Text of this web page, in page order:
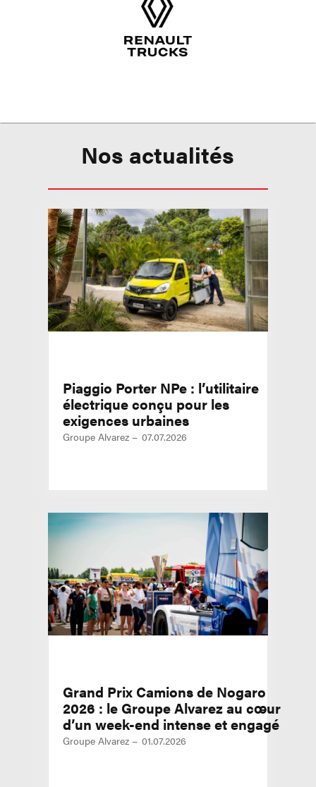
Nos actualités
Piaggio Porter NPe : l’utilitaire
électrique conçu pour les
exigences urbaines
Groupe Alvarez 07.07.2026
Grand Prix Camions de Nogaro
2026 : le Groupe Alvarez au cœur
d’un week-end intense et engagé
Groupe Alvarez 01.07.2026